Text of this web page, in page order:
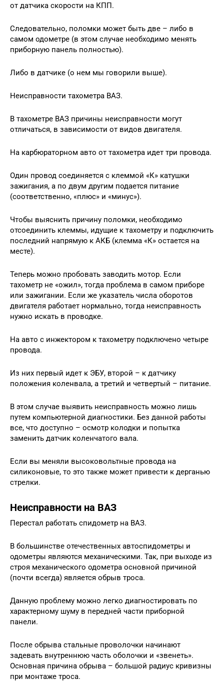
от датчика скорости на КПП.
Следовательно, поломки может быть две – либо в
самом одометре (в этом случае необходимо менять
приборную панель полностью).
Либо в датчике (о нем мы говорили выше).
Неисправности тахометра ВАЗ.
В тахометре ВАЗ причины неисправности могут
отличаться, в зависимости от видов двигателя.
На карбюраторном авто от тахометра идет три провода.
Один провод соединяется с клеммой «К» катушки
зажигания, а по двум другим подается питание
(соответственно, «плюс» и «минус»).
Чтобы выяснить причину поломки, необходимо
отсоединить клеммы, идущие к тахометру и подключить
последний напрямую к АКБ (клемма «К» остается на
месте).
Теперь можно пробовать заводить мотор. Если
тахометр не «ожил», тогда проблема в самом приборе
или зажигании. Если же указатель числа оборотов
двигателя работает нормально, тогда неисправность
нужно искать в проводке.
На авто с инжектором к тахометру подключено четыре
провода.
Из них первый идет к ЭБУ, второй – к датчику
положения коленвала, а третий и четвертый – питание.
В этом случае выявить неисправность можно лишь
путем компьютерной диагностики. Без данной работы
все, что доступно – осмотр колодки и попытка
заменить датчик коленчатого вала.
Если вы меняли высоковольтные провода на
силиконовые, то это также может привести к дерганью
стрелки.
Неисправности на ВАЗ
Перестал работать спидометр на ВАЗ.
В большинстве отечественных автоспидометры и
одометры являются механическими. Так, при выходе из
строя механического одометра основной причиной
(почти всегда) является обрыв троса.
Данную проблему можно легко диагностировать по
характерному шуму в передней части приборной
панели.
После обрыва стальные проволочки начинают
задевать внутреннюю часть оболочки и «звенеть».
Основная причина обрыва – большой радиус кривизны
при монтаже троса.